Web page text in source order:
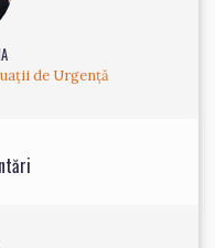
de Urgență